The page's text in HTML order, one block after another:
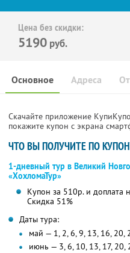
Цена без скидки:
5190 руб.
Основное Адреса
Скачайте приложение
покажите купон с экрана
ЧТО ВЫ ПОЛУЧИТЕ ПО
1-дневный тур в Великий
«ХохломаТур»
Купон за 510р. и доплата
Скидка 51%
Даты тура:
май — 1, 2, 6, 9, 13, 16, 20,
июнь — 3, 6, 10, 13, 17, 20,